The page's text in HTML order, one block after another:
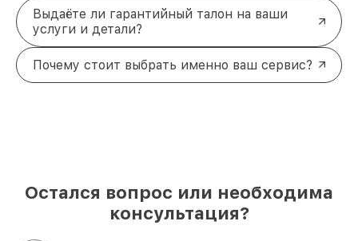
Выдаёте ли гарантийный талон на ваши
услуги и детали?
Почему стоит выбрать именно ваш сервис?
Остался вопрос или необходима
консультация?